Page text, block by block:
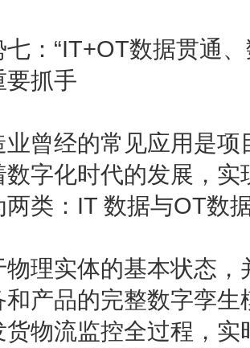
“IT+OT数据贯通、
要抓手
经的常见应用是项
数字化时代的发展，
两类：IT 数据与OT数
实体的基本状态，
和产品的完整数字孪
货物流监控全过程，